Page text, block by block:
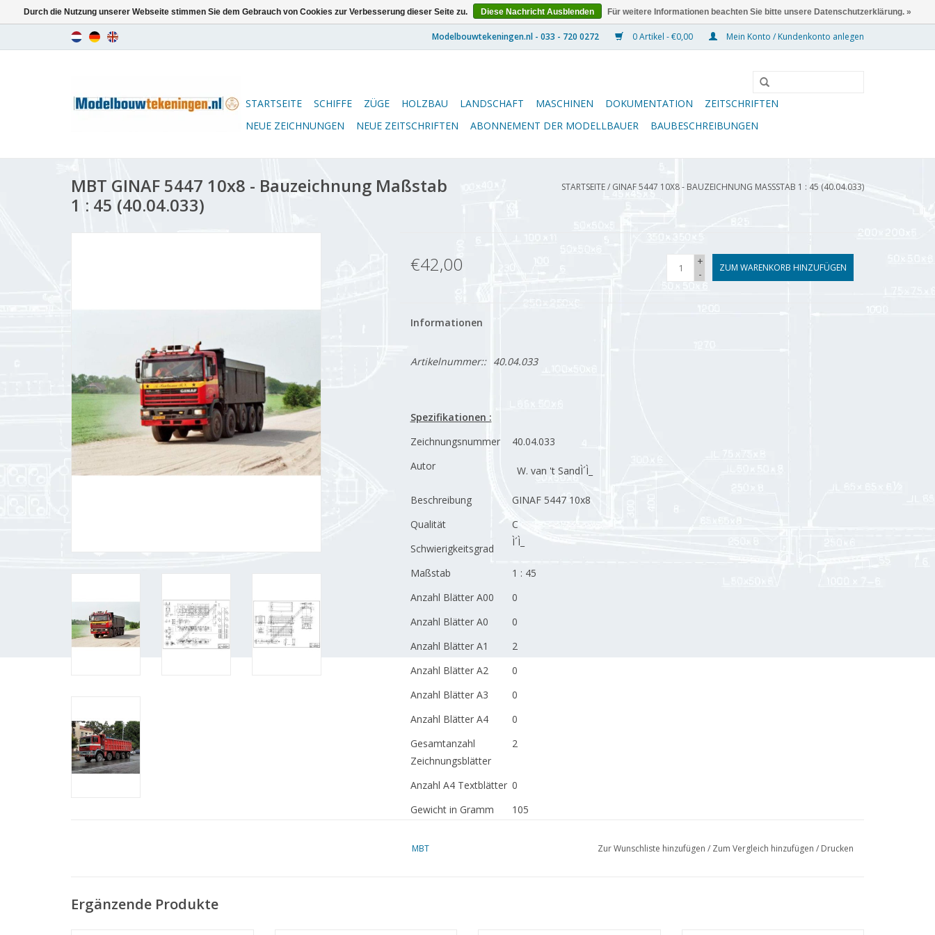
0 Artikel - €0,00 Mein Konto / Kundenkonto anlegen
STARTSEITE SCHIFFE ZÜGE HOLZBAU LANDSCHAFT MASCHINEN DOKUMENTATION
ZEITSCHRIFTEN
NEUE ZEICHNUNGEN
NEUE ZEITSCHRIFTEN ABONNEMENT DER MODELLBAUER BAUBESCHREIBUNGEN
MBT GINAF 5447 10x8 - Bauzeichnung Maßstab
1 : 45 (40.04.033)
STARTSEITE/ GINAF 5447 10X8 - BAUZEICHNUNG MASSSTAB 1 : 45 (40.04.033)
€42,00
+
-
ZUM WARENKORB HINZUFÜGEN
Informationen
Artikelnummer:: 40.04.033
Spezifikationen :
Zeichnungsnummer
40.04.033
Autor
W. van 't SandÌ´Ì_
Beschreibung
GINAF 5447 10x8
Qualität
C
Schwierigkeitsgrad
Ì´Ì_
Maßstab
1 : 45
Anzahl Blätter A00
0
Anzahl Blätter A0
0
Anzahl Blätter A1
2
Anzahl Blätter A2
0
Anzahl Blätter A3
0
Anzahl Blätter A4
0
Gesamtanzahl
Zeichnungsblätter
2
Anzahl A4 Textblätter 0
Gewicht in Gramm
105
MBT Zur Wunschliste hinzufügen / Zum Vergleich hinzufügen / Drucken
Ergänzende Produkte
Durch die Nutzung unserer Webseite stimmen Sie dem Gebrauch von Cookies zur Verbesserung dieser Seite zu. Diese Nachricht Ausblenden Für weitere Informationen beachten Sie bitte unsere Datenschutzerklärung. »